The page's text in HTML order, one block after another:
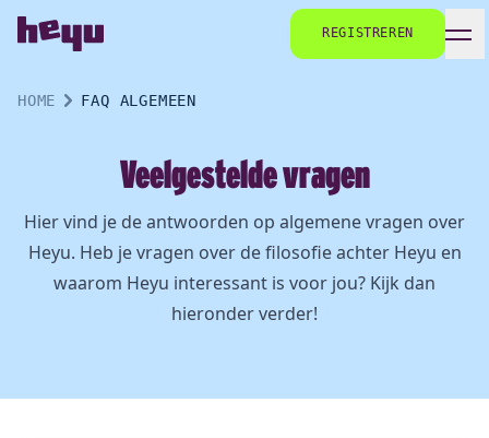
REGISTREREN
HOME FAQ ALGEMEEN
Veelgestelde vragen
Hier vind je de antwoorden op algemene vragen over
Heyu. Heb je vragen over de filosofie achter Heyu en
waarom Heyu interessant is voor jou? Kijk dan
hieronder verder!